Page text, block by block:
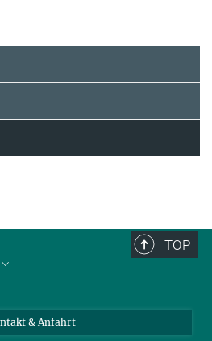
TOP
& Anfahrt